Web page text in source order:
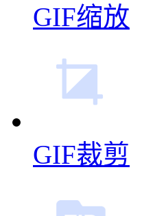
GIF缩放
GIF裁剪